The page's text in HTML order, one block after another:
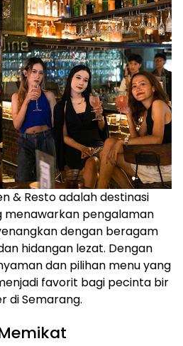
& Resto adalah destinasi
menawarkan pengalaman
dengan beragam
hidangan lezat. Dengan
dan pilihan menu yang
favorit bagi pecinta bir
di Semarang.